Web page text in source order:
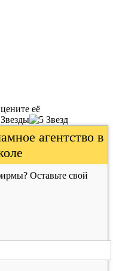
её
агентство в
Оставьте свой